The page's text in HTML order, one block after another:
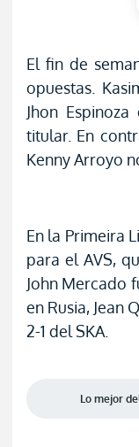
El fin de
opuestas.
Jhon
titular. En
Kenny Arroyo
En la Primeira
para el AVS,
John Mercado
en Rusia, Jean
2-1 del SKA.
Lo mejor